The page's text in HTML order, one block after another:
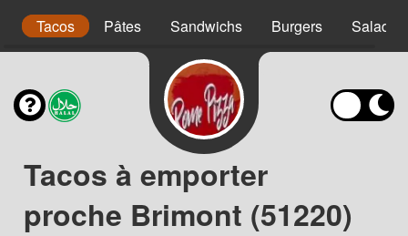
Tacos Pâtes Sandwichs Burgers Salades
Tacos à emporter
proche Brimont (51220)